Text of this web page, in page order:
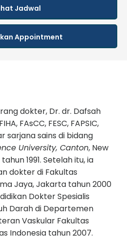
Jadwal
Appointment
dokter, Dr. dr. Dafsah
FAsCC, FESC, FAPSIC,
sarjana sains di bidang
University, Canton, New
1991. Setelah itu, ia
dokter di Fakultas
Jaya, Jakarta tahun 2000
Dokter Spesialis
Darah di Departemen
Vaskular Fakultas
Indonesia tahun 2007.